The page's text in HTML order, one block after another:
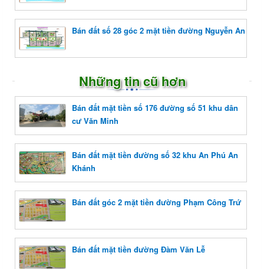
Bán đất số 28 góc 2 mặt tiền đường Nguyễn An
Những tin cũ hơn
Bán đất mặt tiền số 176 đường số 51 khu dân
cư Văn Minh
Bán đất mặt tiền đường số 32 khu An Phú An
Khánh
Bán đất góc 2 mặt tiền đường Phạm Công Trứ
Bán đất mặt tiền đường Đàm Văn Lễ